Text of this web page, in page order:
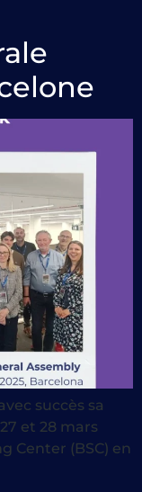
succès sa
et 28 mars
Center (BSC) en